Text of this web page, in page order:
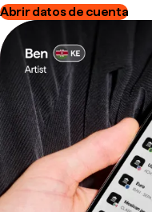
Abrir datos de cuenta